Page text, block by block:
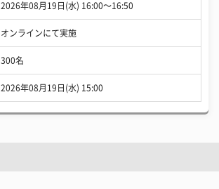
2026年08月19日(水) 16:00〜16:50
オンラインにて実施
300名
2026年08月19日(水) 15:00